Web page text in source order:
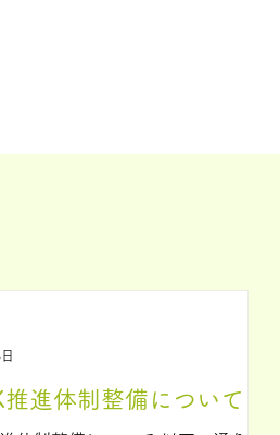
進体制整備について